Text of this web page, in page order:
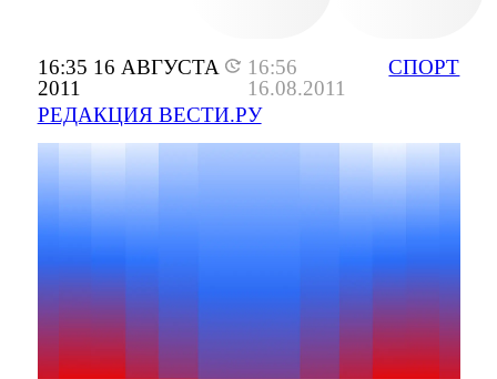
16:35 16 АВГУСТА
2011
16:56
16.08.2011
РЕДАКЦИЯ ВЕСТИ.РУ
СПОРТ